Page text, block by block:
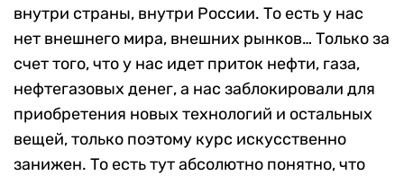
внутри страны, внутри России. То есть у нас
нет внешнего мира, внешних рынков… Только за
счет того, что у нас идет приток нефти, газа,
нефтегазовых денег, а нас заблокировали для
приобретения новых технологий и остальных
вещей, только поэтому курс искусственно
занижен. То есть тут абсолютно понятно, что